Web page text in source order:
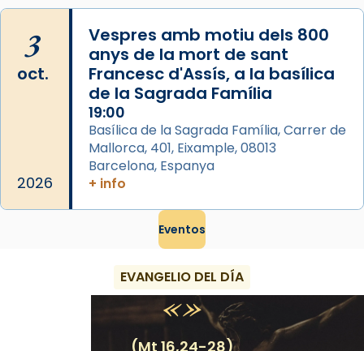
3
oct.
2026
Vespres amb motiu dels 800
anys de la mort de sant
Francesc d'Assís, a la basílica
de la Sagrada Família
19:00
Basílica de la Sagrada Família, Carrer de
Mallorca, 401, Eixample, 08013
Barcelona, Espanya
+ info
Eventos
EVANGELIO DEL DÍA
(Mt 16,24-28)